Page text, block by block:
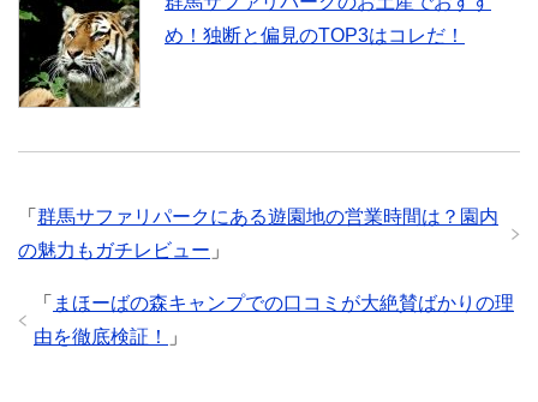
め！独断と偏見のTOP3はコレだ！
「 群馬サファリパークにある遊園地の営業時間は？園内
の魅力もガチレビュー 」
「 まほーばの森キャンプでの口コミが大絶賛ばかりの理
由を徹底検証！
」